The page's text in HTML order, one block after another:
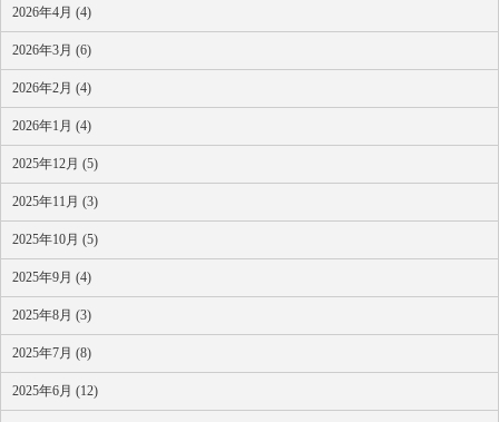
2026年4月 (4)
2026年3月 (6)
2026年2月 (4)
2026年1月 (4)
2025年12月 (5)
2025年11月 (3)
2025年10月 (5)
2025年9月 (4)
2025年8月 (3)
2025年7月 (8)
2025年6月 (12)